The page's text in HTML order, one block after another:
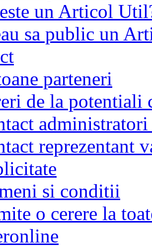
un Articol
sa public un
parteneri
de la potentiali
reprezentant
si conditii
o cerere la